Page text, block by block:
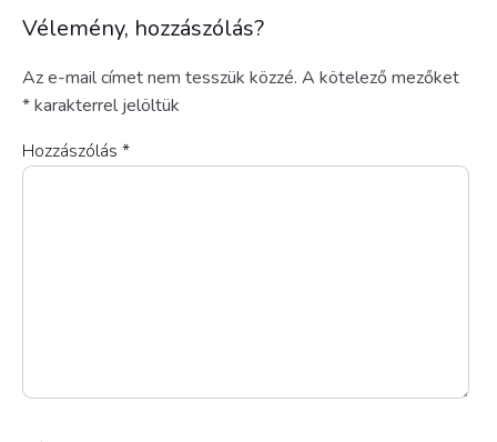
Vélemény, hozzászólás?
Az e-mail címet nem tesszük közzé. A kötelező mezőket
*karakterrel jelöltük
Hozzászólás *